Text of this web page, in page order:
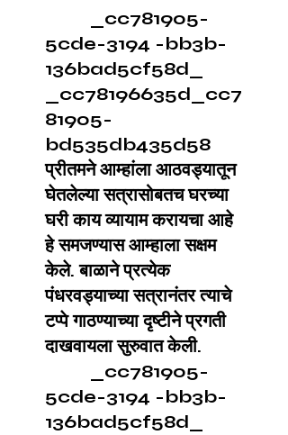
_cc781905-
5cde-3194 -bb3b-
136bad5cf58d_
_cc78196635d_cc7
81905-
bd535db435d58
प्रीतमने आम्हांला आठवड्यातून
घेतलेल्या सत्रासोबतच घरच्या
घरी काय व्यायाम करायचा आहे
हे समजण्यास आम्हाला सक्षम
केले. बाळाने प्रत्येक
पंधरवड्याच्या सत्रानंतर त्याचे
टप्पे गाठण्याच्या दृष्टीने प्रगती
दाखवायला सुरुवात केली.
_cc781905-
5cde-3194 -bb3b-
136bad5cf58d_